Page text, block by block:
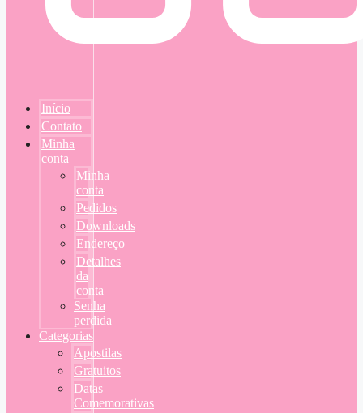
Início
Contato
Minha
conta
Minha
conta
Pedidos
Downloads
Endereço
Detalhes
da
conta
Senha
perdida
Categorias
Apostilas
Gratuitos
Datas
Comemorativas